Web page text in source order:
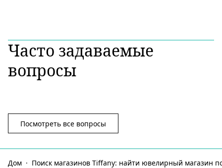
Часто задаваемые
вопросы
Посмотреть все вопросы
Дом Поиск магазинов Tiffany: найти ювелирный магазин